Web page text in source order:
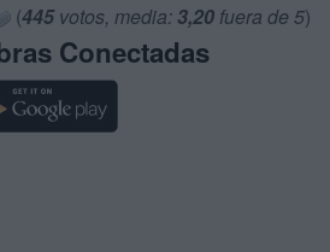
(445votos, media: 3,20 fuera de 5)
Conectadas